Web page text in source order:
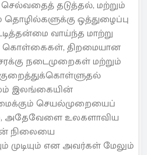
செல்வதைத் தடுத்தல், மற்றும்
தொழில்களுக்கு ஒத்துழைப்பு
வாய்ந்த மாற்று
கொள்கைகள், திறமையான
நடைமுறைகள் மற்றும்
இலங்கையின்
செயல்முறையைப்
அதேவேளை உலகளாவிய
நிலையை
முடியும் என அவர்கள் மேலும்